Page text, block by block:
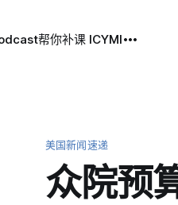
帮你补课 ICYMI
美国新闻速递
众院预